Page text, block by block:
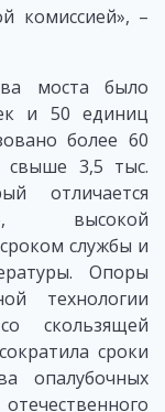
комиссией», –
моста было
и 50 единиц
более 60
свыше 3,5 тыс.
отличается
высокой
службы и
Опоры
технологии
скользящей
сроки
опалубочных